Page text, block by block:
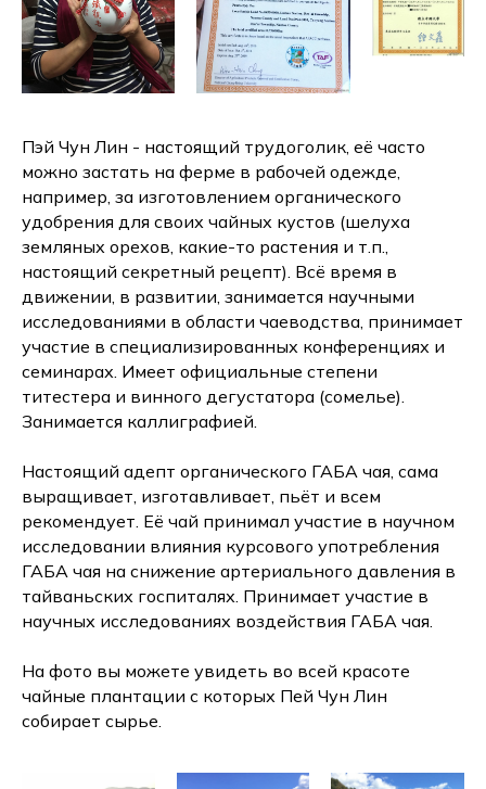
Пэй Чун Лин - настоящий трудоголик, её часто
можно застать на ферме в рабочей одежде,
например, за изготовлением органического
удобрения для своих чайных кустов (шелуха
земляных орехов, какие-то растения и т.п.,
настоящий секретный рецепт). Всё время в
движении, в развитии, занимается научными
исследованиями в области чаеводства, принимает
участие в специализированных конференциях и
семинарах. Имеет официальные степени
титестера и винного дегустатора (сомелье).
Занимается каллиграфией.
Настоящий адепт органического ГАБА чая, сама
выращивает, изготавливает, пьёт и всем
рекомендует. Её чай принимал участие в научном
исследовании влияния курсового употребления
ГАБА чая на снижение артериального давления в
тайваньских госпиталях. Принимает участие в
научных исследованиях воздействия ГАБА чая.
На фото вы можете увидеть во всей красоте
чайные плантации с которых Пей Чун Лин
собирает сырье.